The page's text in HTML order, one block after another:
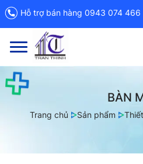
Hỗ trợ bán hàng 0943 074 466
Toggle
navigation
BÀN
Trang chủ Sản phẩm